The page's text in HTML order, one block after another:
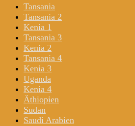
Tansania
Tansania 2
Kenia 1
Tansania 3
Kenia 2
Tansania 4
Kenia 3
Uganda
Kenia 4
Äthiopien
Sudan
Saudi Arabien